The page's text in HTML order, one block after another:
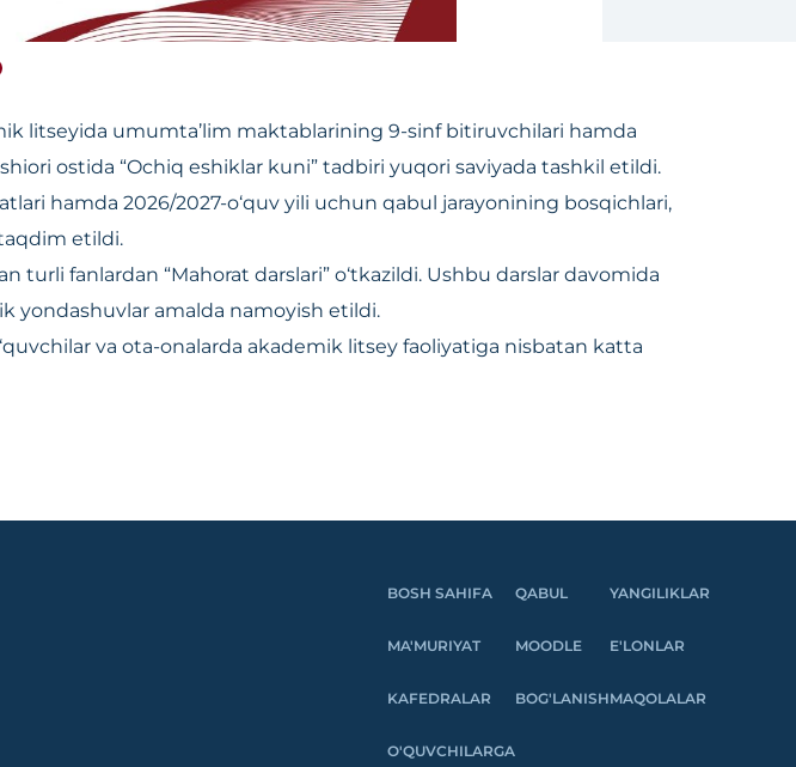
litseyida umumta’lim maktablarining 9-sinf bitiruvchilari hamda
ostida “Ochiq eshiklar kuni” tadbiri yuqori saviyada tashkil etildi.
hamda 2026/2027-o‘quv yili uchun qabul jarayonining bosqichlari,
etildi.
fanlardan “Mahorat darslari” o‘tkazildi. Ushbu darslar davomida
yondashuvlar amalda namoyish etildi.
va ota-onalarda akademik litsey faoliyatiga nisbatan katta
BOSH SAHIFA
MA'MURIYAT
KAFEDRALAR
O'QUVCHILARGA
QABUL
MOODLE
BOG'LANISH
YANGILIKLAR
E'LONLAR
MAQOLALAR